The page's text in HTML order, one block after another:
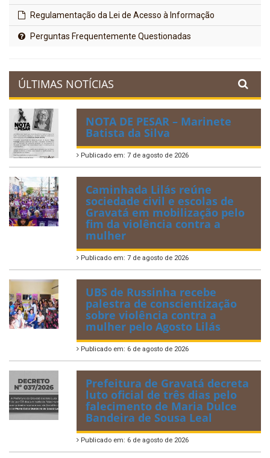
Regulamentação da Lei de Acesso à Informação
Perguntas Frequentemente Questionadas
ÚLTIMAS NOTÍCIAS
NOTA DE PESAR – Marinete
Batista da Silva
Publicado em: 7 de agosto de 2026
Caminhada Lilás reúne
sociedade civil e escolas de
Gravatá em mobilização pelo
fim da violência contra a
mulher
Publicado em: 7 de agosto de 2026
UBS de Russinha recebe
palestra de conscientização
sobre violência contra a
mulher pelo Agosto Lilás
Publicado em: 6 de agosto de 2026
Prefeitura de Gravatá decreta
luto oficial de três dias pelo
falecimento de Maria Dulce
Bandeira de Sousa Leal
Publicado em: 6 de agosto de 2026